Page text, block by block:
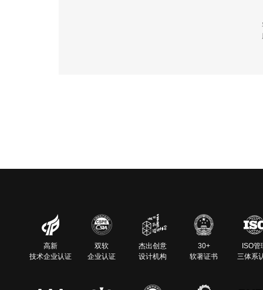
高新
技术企业认证
双软
企业认证
杰出创意
设计机构
30+
软著证书
ISO管
三体系